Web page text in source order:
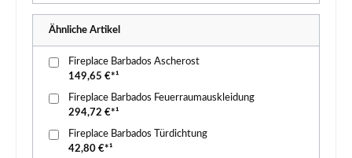
Ähnliche Artikel
Fireplace Barbados Ascherost
149,65 €*¹
Fireplace Barbados Feuerraumauskleidung
294,72 €*¹
Fireplace Barbados Türdichtung
42,80 €*¹